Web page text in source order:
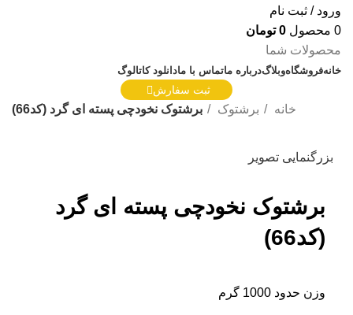
ورود / ثبت نام
0 محصول 0 تومان
محصولات شما
خانهفروشگاهوبلاگدرباره ماتماس با مادانلود کاتالوگ
ثبت سفارش
خانه برشتوک برشتوک نخودچی پسته ای گرد (کد66)
بزرگنمایی تصویر
برشتوک نخودچی پسته ای گرد
(کد66)
وزن حدود 1000 گرم